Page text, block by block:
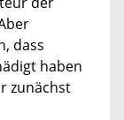
dass
haben
zunächst